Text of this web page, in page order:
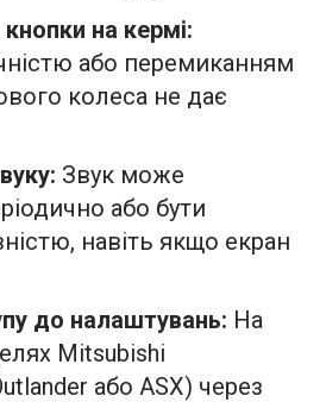
на кермі:
або перемиканням
колеса не дає
Звук може
або бути
навіть якщо екран
до налаштувань: На
Mitsubishi
або ASX) через